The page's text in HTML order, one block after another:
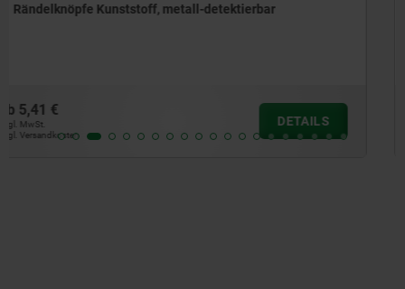
Rändelmuttern aus Stahl und Edelstahl DIN 6303
ab 1,22 €
zzgl. MwSt.
zzgl. Versandkosten
DETAILS